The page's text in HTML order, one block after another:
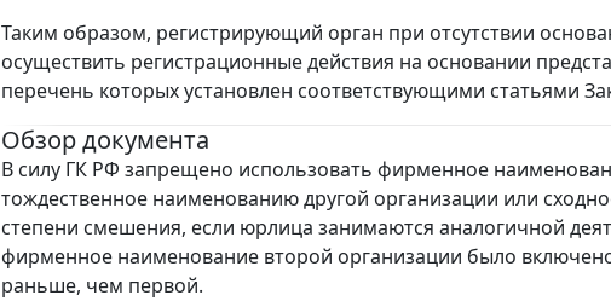
Таким образом, регистрирующий орган при отсутствии
осуществить регистрационные действия на основании
перечень которых установлен соответствующими статьями
Обзор документа
В силу ГК РФ запрещено использовать фирменное
тождественное наименованию другой организации или
степени смешения, если юрлица занимаются аналогичной
фирменное наименование второй организации было
раньше, чем первой.